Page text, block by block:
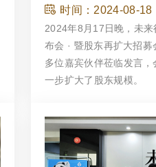
时间： 2024-08-18
2024年8月17日晚，未
布会 · 暨股东再扩大招募
多位嘉宾伙伴莅临发言
一步扩大了股东规模。